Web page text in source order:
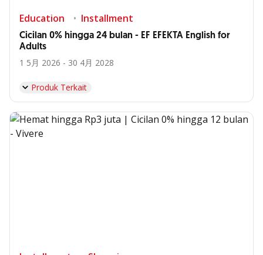
Education Installment
Cicilan 0% hingga 24 bulan - EF EFEKTA English for
Adults
1 5月 2026 - 30 4月 2028
Produk Terkait